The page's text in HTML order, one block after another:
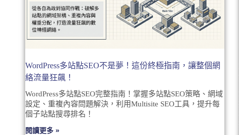
WordPress多站點SEO不是夢！這份終極指南，讓整個網
絡流量狂飆！
WordPress多站點SEO完整指南！掌握多站點SEO策略、網域
設定、重複內容問題解決，利用Multisite SEO工具，提升每
個子站點搜尋排名！
閱讀更多 »